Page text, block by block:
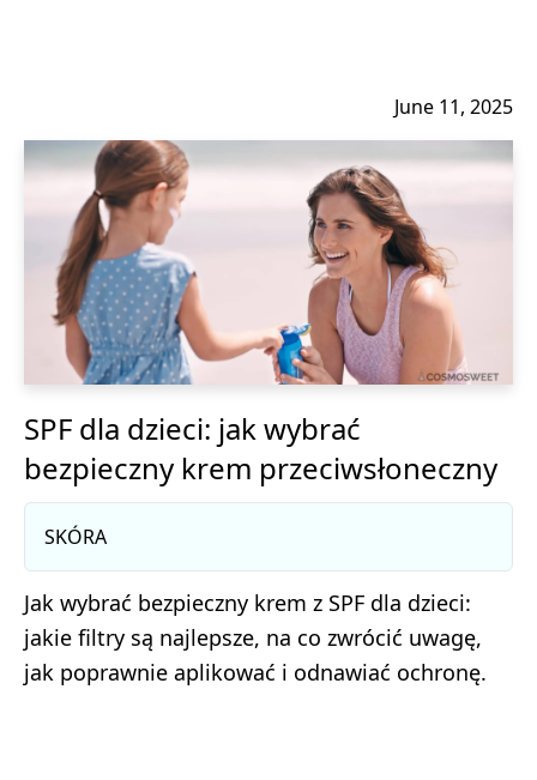
June 11, 2025
SPF dla dzieci: jak wybrać
bezpieczny krem przeciwsłoneczny
SKÓRA
Jak wybrać bezpieczny krem z SPF dla dzieci:
jakie filtry są najlepsze, na co zwrócić uwagę,
jak poprawnie aplikować i odnawiać ochronę.